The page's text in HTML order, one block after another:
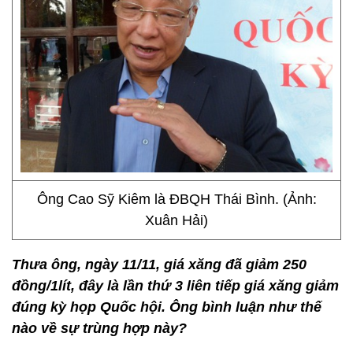
Ông Cao Sỹ Kiêm là ĐBQH Thái Bình. (Ảnh:
Xuân Hải)
Thưa ông, ngày 11/11, giá xăng đã giảm 250
đồng/1lít, đây là lần thứ 3 liên tiếp giá xăng giảm
đúng kỳ họp Quốc hội. Ông bình luận như thế
nào về sự trùng hợp này?